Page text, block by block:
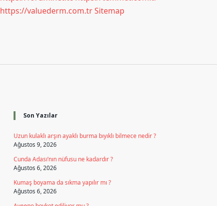
https://valuederm.com.trSitemap
Son Yazılar
Uzun kulaklı arşın ayaklı burma bıyıklı bilmece nedir ?
Ağustos 9, 2026
Cunda Adası’nın nüfusu ne kadardır ?
Ağustos 6, 2026
Kumaş boyama da sıkma yapılır mı ?
Ağustos 6, 2026